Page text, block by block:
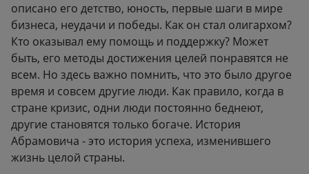
описано его детство, юность, первые шаги в мире
бизнеса, неудачи и победы. Как он стал олигархом?
Кто оказывал ему помощь и поддержку? Может
быть, его методы достижения целей понравятся не
всем. Но здесь важно помнить, что это было другое
время и совсем другие люди. Как правило, когда в
стране кризис, одни люди постоянно беднеют,
другие становятся только богаче. История
Абрамовича - это история успеха, изменившего
жизнь целой страны.